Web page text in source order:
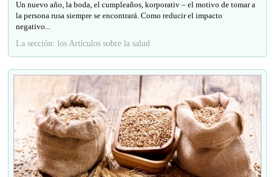
Un nuevo año, la boda, el cumpleaños, korporativ – el motivo de tomar a
la persona rusa siempre se encontrará. Como reducir el impacto
negativo...
La sección: los Artículos sobre la salud